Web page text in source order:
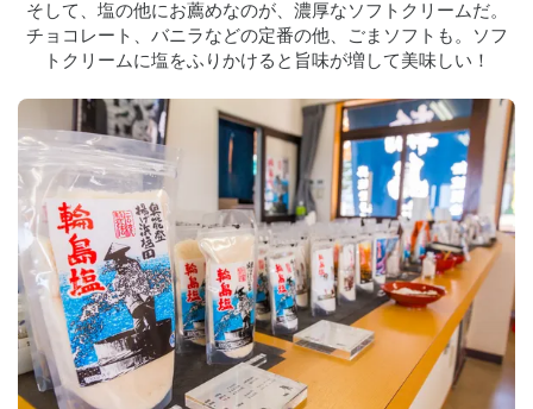
そして、塩の他にお薦めなのが、濃厚なソフトクリームだ。
チョコレート、バニラなどの定番の他、ごまソフトも。ソフ
トクリームに塩をふりかけると旨味が増して美味しい！